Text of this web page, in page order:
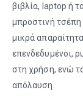
βιβλία, laptop ή
μπροστινή τσέπη
μικρά
επενδεδυμένοι,
στη χρήση, ενώ
απόλαυση.